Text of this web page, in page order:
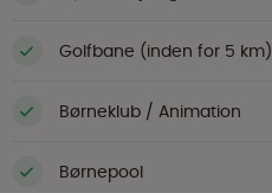
Golfbane (inden for 5 km)
Børneklub / Animation
Børnepool